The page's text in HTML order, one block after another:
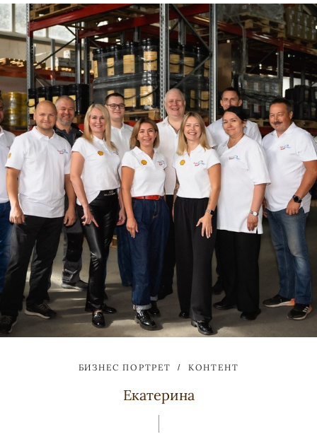
БИЗНЕС ПОРТРЕТ КОНТЕНТ
Екатерина